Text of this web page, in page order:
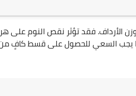
الأرداف. فقد تؤثر نقص النوم على
يجب السعي للحصول على قسط كافٍ من